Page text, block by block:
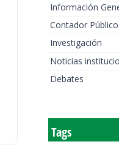
Información
Contador Público
Investigación
Noticias
Debates
Tags